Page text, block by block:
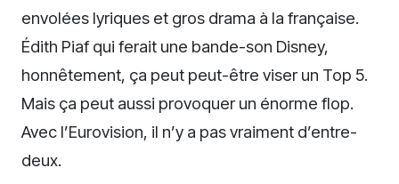
envolées lyriques et gros drama à la française.
Édith Piaf qui ferait une bande-son Disney,
honnêtement, ça peut peut-être viser un Top 5.
Mais ça peut aussi provoquer un énorme flop.
Avec l’Eurovision, il n’y a pas vraiment d’entre-
deux.